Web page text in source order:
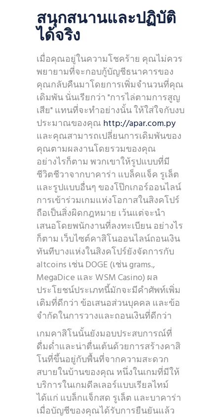
สนุกสนานและปฏิบัติ
ได้จริง
เมื่อคุณอยู่ในความโชคร้าย คุณไม่ควร
พยายามที่จะกอบกู้บัญชีธนาคารของ
คุณกลับคืนมาโดยการเพิ่มจำนวนที่คุณ
เดิมพัน นั่นเรียกว่า "การไล่ตามการสูญ
เสีย" แทนที่จะทำอย่างนั้น ให้ใส่ใจกับงบ
ประมาณของคุณ http://apar.com.py
และคุณสามารถเปลี่ยนการเดิมพันของ
คุณตามผลงานโดยรวมของคุณ
อย่างไรก็ตาม พวกเขาให้รูปแบบที่มี
ชีวิตชีวาจากบาคาร่า แบล็คแจ็ค รูเล็ต
และรูปแบบอื่นๆ ของโป๊กเกอร์ออนไลน์
การเข้าร่วมเกมแห่งโอกาสในสิงคโปร์
ถือเป็นสิ่งผิดกฎหมาย เว้นแต่จะนำ
เสนอโดยพนักงานที่ลงทะเบียน อย่างไร
ก็ตาม เว็บไซต์คาสิโนออนไลน์ถอนเงิน
ทันทีบางแห่งในสิงคโปร์ยังจัดการกับ
altcoins เช่น DOGE (เช่น grams.,
MegaDice และ WSM Casino) ผล
ประโยชน์ประเภทนี้มักจะมีคำศัพท์เพิ่ม
เติมที่ดีกว่า ข้อเสนอส่วนบุคคล และข้อ
จำกัดในการวางและถอนเงินที่ดีกว่า
เกมคาสิโนนั้นยังมอบประสบการณ์ที่
ดื่มด่ำและน่าตื่นเต้นด้วยการสร้างคาสิ
โนที่ขึ้นอยู่กับพื้นที่จากความสะดวก
สบายในบ้านของคุณ หนึ่งในเกมที่มีให้
บริการในเกมดีลเลอร์แบบเรียลไทม์
ได้แก่ แบล็กแจ็กสด รูเล็ต และบาคาร่า
เมื่อบัญชีของคุณได้รับการยืนยันแล้ว